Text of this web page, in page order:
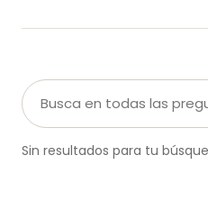
Sin resultados para tu